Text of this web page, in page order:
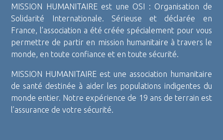
MISSION HUMANITAIRE est une OSI : Organisation de
Solidarité Internationale. Sérieuse et déclarée en
France, l’association a été créée spécialement pour vous
permettre de partir en mission humanitaire à travers le
monde, en toute confiance et en toute sécurité.
MISSION HUMANITAIRE est une association humanitaire
de santé destinée à aider les populations indigentes du
monde entier. Notre expérience de 19 ans de terrain est
l’assurance de votre sécurité.